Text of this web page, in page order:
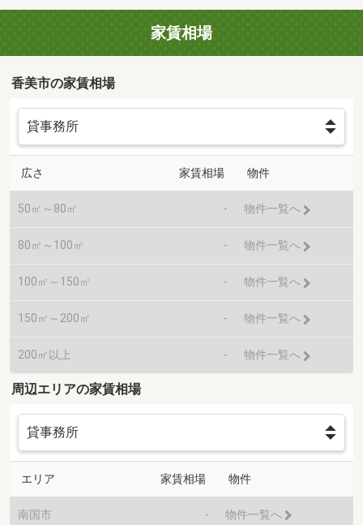
家賃相場
香美市の家賃相場
広さ 家賃相場 物件
50㎡～80㎡ - 物件一覧へ
80㎡～100㎡ - 物件一覧へ
100㎡～150㎡ - 物件一覧へ
150㎡～200㎡ - 物件一覧へ
200㎡以上 - 物件一覧へ
周辺エリアの家賃相場
エリア 家賃相場 物件
南国市 - 物件一覧へ